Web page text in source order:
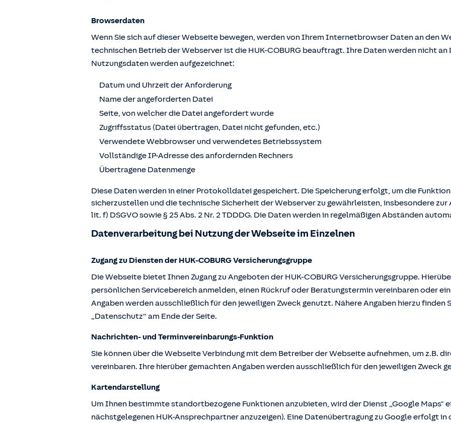
Browserdaten
Wenn Sie sich auf dieser Webseite bewegen, werden von Ihrem Internetbrowser Daten an den
technischen Betrieb der Webserver ist die HUK-COBURG beauftragt. Ihre Daten werden nicht
Nutzungsdaten werden aufgezeichnet:
Datum und Uhrzeit der Anforderung
Name der angeforderten Datei
Seite, von welcher die Datei angefordert wurde
Zugriffsstatus (Datei übertragen, Datei nicht gefunden, etc.)
Verwendete Webbrowser und verwendetes Betriebssystem
Vollständige IP-Adresse des anfordernden Rechners
Übertragene Datenmenge
Diese Daten werden in einer Protokolldatei gespeichert. Die Speicherung erfolgt, um die
sicherzustellen und die technische Sicherheit der Webserver zu gewährleisten, insbesondere zur
lit. f) DSGVO sowie § 25 Abs. 2 Nr. 2 TDDDG. Die Daten werden in regelmäßigen Abständen
Datenverarbeitung bei Nutzung der Webseite im Einzelnen
Zugang zu Diensten der HUK-COBURG Versicherungsgruppe
Die Webseite bietet Ihnen Zugang zu Angeboten der HUK-COBURG Versicherungsgruppe.
persönlichen Servicebereich anmelden, einen Rückruf oder Beratungstermin vereinbaren oder
Angaben werden ausschließlich für den jeweiligen Zweck genutzt. Nähere Angaben hierzu finden
„Datenschutz“ am Ende der Seite.
Nachrichten- und Terminvereinbarungs-Funktion
Sie können über die Webseite Verbindung mit dem Betreiber der Webseite aufnehmen, um z.B.
vereinbaren. Ihre hierüber gemachten Angaben werden ausschließlich für den jeweiligen Zweck
Kartendarstellung
Um Ihnen bestimmte standortbezogene Funktionen anzubieten, wird der Dienst „Google Maps"
nächstgelegenen HUK-Ansprechpartner anzuzeigen). Eine Datenübertragung zu Google erfolgt in